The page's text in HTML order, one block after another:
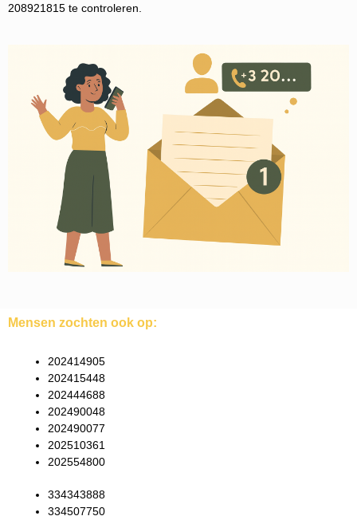
208921815 te controleren.
Mensen zochten ook op:
202414905
202415448
202444688
202490048
202490077
202510361
202554800
334343888
334507750